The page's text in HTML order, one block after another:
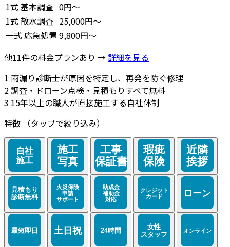
1式 基本調査 0円～
1式 散水調査 25,000円～
一式 応急処置 9,800円～
他11件の料金プランあり → 詳細を見る
1 雨漏り診断士が原因を特定し、再発を防ぐ修理
2調査・ドローン点検・見積もりすべて無料
3 15年以上の職人が直接施工する自社体制
特徴
（タップで絞り込み）